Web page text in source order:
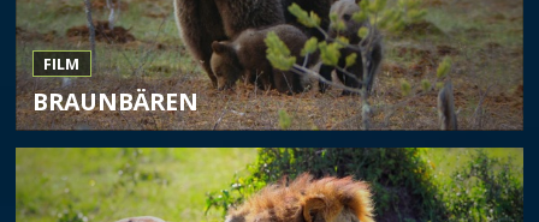
FILM
BRAUNBÄREN